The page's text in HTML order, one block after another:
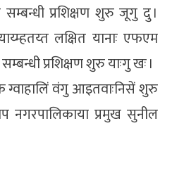
प्रशिक्षण शुरु जूगु दु ।
लक्षित यानाः एफएम
प्रशिक्षण शुरु याःगु खः ।
ग्वाहालिं वंगु आइतवाःनिसें शुरु
नगरपालिकाया प्रमुख सुनील